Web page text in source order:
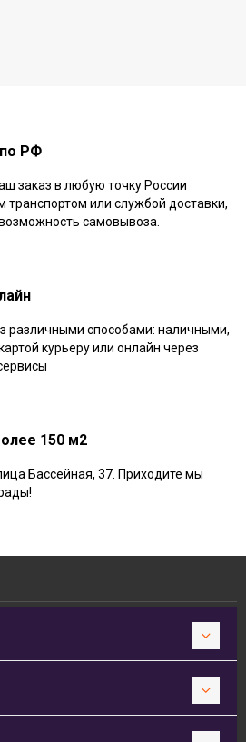
РФ
заказ в любую точку России
транспортом или службой доставки,
самовывоза.
различными способами: наличными,
курьеру или онлайн через
150 м2
Бассейная, 37. Приходите мы